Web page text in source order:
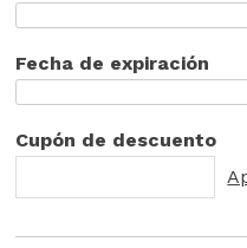
Fecha de expiración
Cupón de descuento